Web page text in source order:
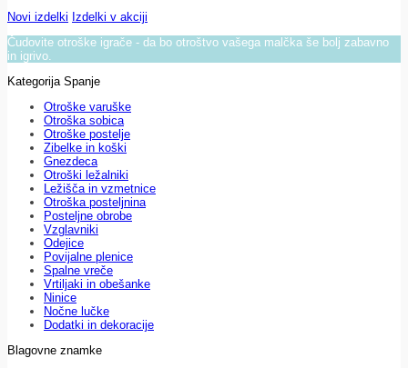
Novi izdelki Izdelki v akciji
Čudovite otroške igrače - da bo otroštvo vašega malčka še bolj zabavno
in igrivo.
Kategorija Spanje
Otroške varuške
Otroška sobica
Otroške postelje
Zibelke in koški
Gnezdeca
Otroški ležalniki
Ležišča in vzmetnice
Otroška posteljnina
Posteljne obrobe
Vzglavniki
Odejice
Povijalne plenice
Spalne vreče
Vrtiljaki in obešanke
Ninice
Nočne lučke
Dodatki in dekoracije
Blagovne znamke